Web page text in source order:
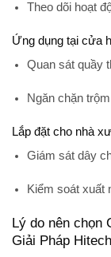
Theo dõi hoạt
Ứng dụng tại cửa
Quan sát quầy
Ngăn chặn
Lắp đặt cho nhà
Giám sát dây
Kiểm soát xuất
Lý do nên chọn
Giải Pháp Hitech